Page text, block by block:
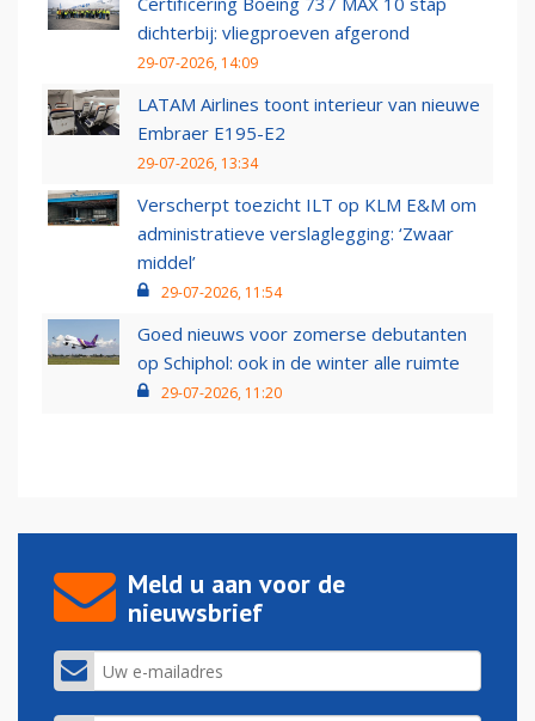
dichterbij: vliegproeven afgerond
29-07-2026, 14:09
LATAM Airlines toont interieur van nieuwe
Embraer E195-E2
29-07-2026, 13:34
Verscherpt toezicht ILT op KLM E&M om
administratieve verslaglegging: ‘Zwaar
middel’
29-07-2026, 11:54
Goed nieuws voor zomerse debutanten
op Schiphol: ook in de winter alle ruimte
29-07-2026, 11:20
Meld u aan voor de
nieuwsbrief